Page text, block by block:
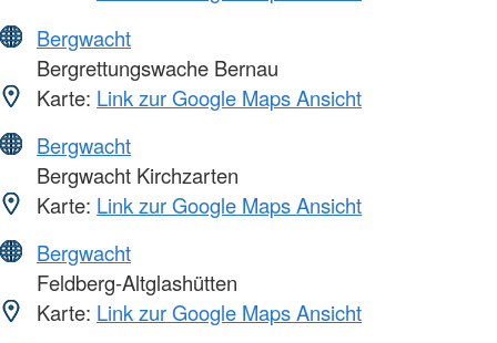
Bergwacht
Bergrettungswache Bernau
Karte: Link zur Google Maps Ansicht
Bergwacht
Bergwacht Kirchzarten
Karte: Link zur Google Maps Ansicht
Bergwacht
Feldberg-Altglashütten
Karte: Link zur Google Maps Ansicht